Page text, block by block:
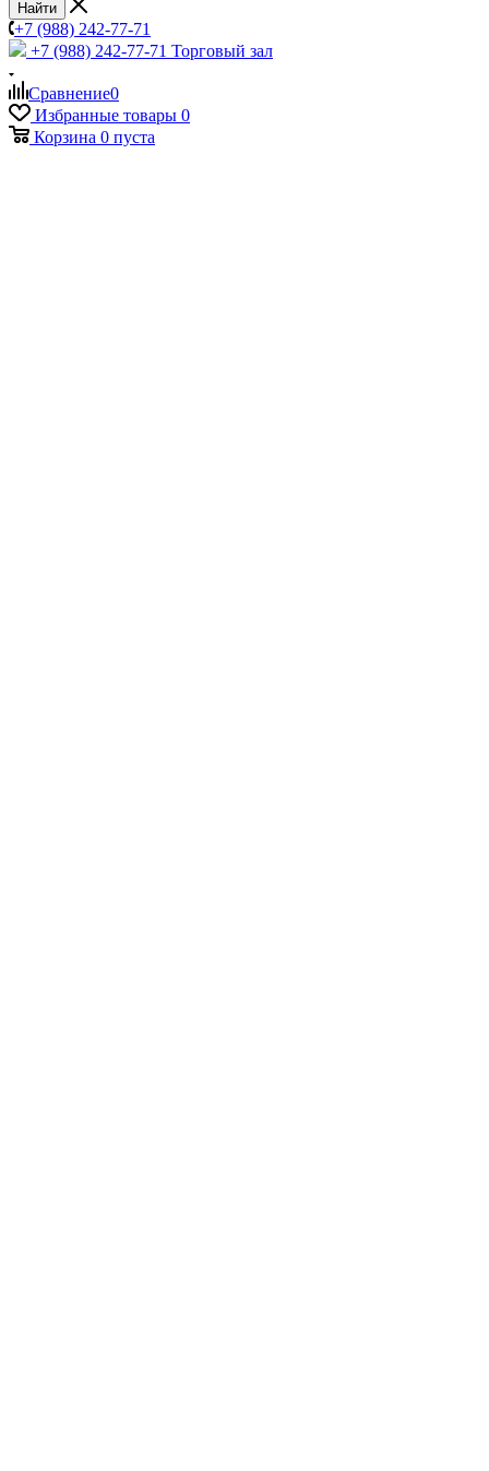
Найти
+7 (988) 242-77-71
+7 (988) 242-77-71 Торговый зал
Сравнение0
Избранные товары 0
Корзина 0 пуста